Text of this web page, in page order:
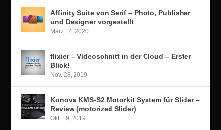
Affinity Suite von Serif – Photo, Publisher
und Designer vorgestellt
März 14, 2020
flixier – Videoschnitt in der Cloud – Erster
Blick!
Nov. 28, 2019
Konova KMS-S2 Motorkit System für Slider –
Review (motorized Slider)
Okt. 19, 2019